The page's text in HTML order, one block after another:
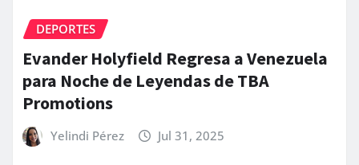
DEPORTES
Evander Holyfield Regresa a Venezuela
para Noche de Leyendas de TBA
Promotions
Yelindi Pérez Jul 31, 2025